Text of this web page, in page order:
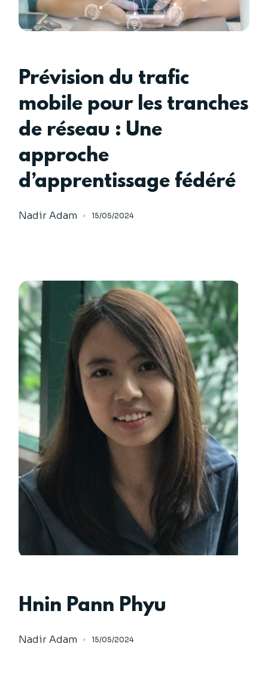
Prévision du trafic
mobile pour les tranches
de réseau : Une
approche
d’apprentissage fédéré
Nadir Adam 15/05/2024
Hnin Pann Phyu
Nadir Adam 15/05/2024